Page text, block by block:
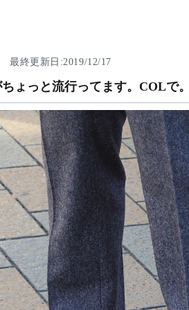
最終更新日:2019/12/17
ょっと流行ってます。COLで